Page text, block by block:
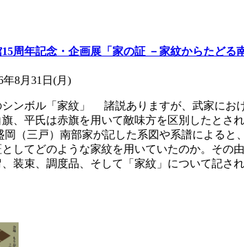
周年記念・企画展「家の証 －家紋からたどる
年8月31日(月)
ンボル「家紋」 諸説ありますが、武家にお
、平氏は赤旗を用いて敵味方を区別したとさ
（三戸）南部家が記した系図や系譜によると
してどのような家紋を用いていたのか。そ
装束、調度品、そして「家紋」について記